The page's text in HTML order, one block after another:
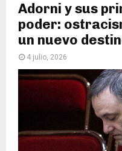
Adorni y sus
poder:
un nuevo
4 julio, 2026